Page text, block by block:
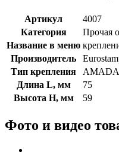
Артикул
4007
Категория
Прочая
Название в меню
Производитель
Тип крепления
Длина L, мм
75
Высота H, мм
59
Фото и видео